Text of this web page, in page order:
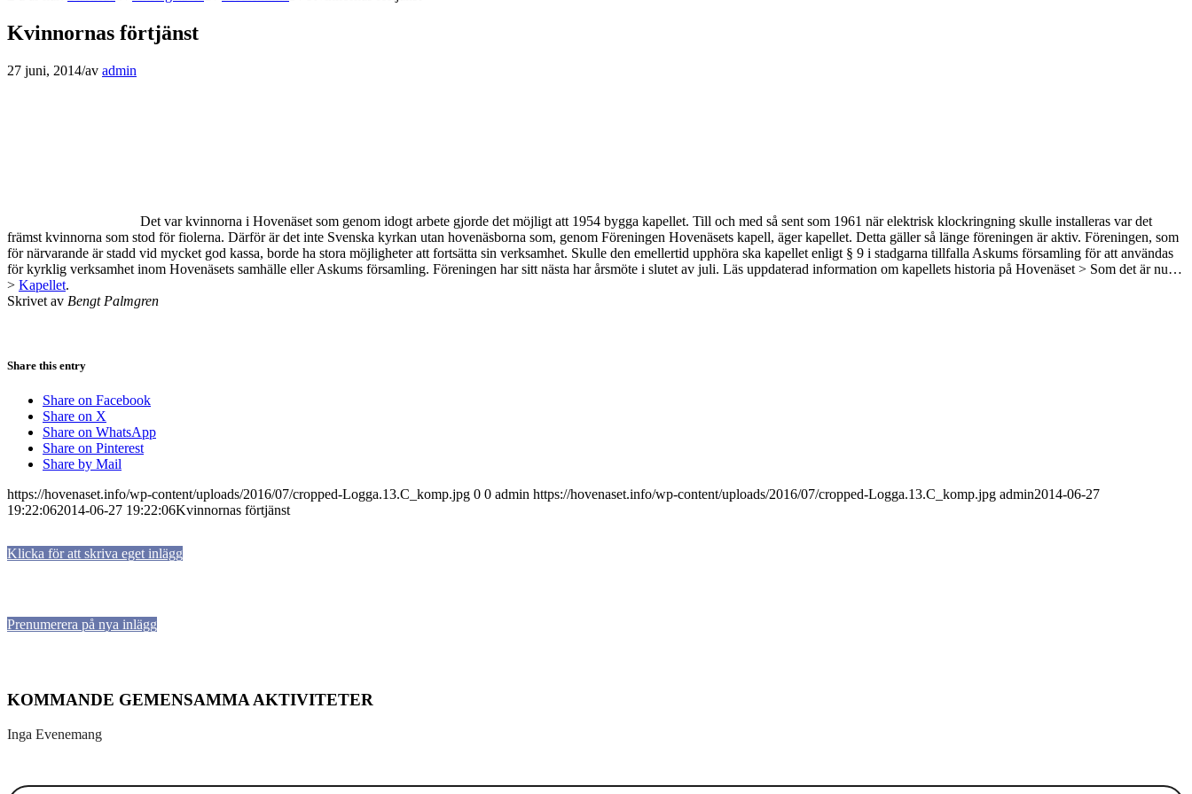
Kvinnornas förtjänst
27 juni, 2014/av admin
Det var kvinnorna i Hovenäset som genom idogt arbete gjorde det möjligt att 1954 bygga kapellet. Till och med så sent som 1961 när elektrisk klockringning skulle installeras var det
främst kvinnorna som stod för fiolerna. Därför är det inte Svenska kyrkan utan hovenäsborna som, genom Föreningen Hovenäsets kapell, äger kapellet. Detta gäller så länge föreningen är aktiv. Föreningen, som
för närvarande är stadd vid mycket god kassa, borde ha stora möjligheter att fortsätta sin verksamhet. Skulle den emellertid upphöra ska kapellet enligt § 9 i stadgarna tillfalla Askums församling för att användas
för kyrklig verksamhet inom Hovenäsets samhälle eller Askums församling. Föreningen har sitt nästa har årsmöte i slutet av juli. Läs uppdaterad information om kapellets historia på Hovenäset > Som det är nu…
> Kapellet.
Skrivet av Bengt Palmgren
Share this entry
Share on Facebook
Share on X
Share on WhatsApp
Share on Pinterest
Share by Mail
https://hovenaset.info/wp-content/uploads/2016/07/cropped-Logga.13.C_komp.jpg 0 0 admin https://hovenaset.info/wp-content/uploads/2016/07/cropped-Logga.13.C_komp.jpg admin2014-06-27
19:22:062014-06-27 19:22:06Kvinnornas förtjänst
Klicka för att skriva eget inlägg
Prenumerera på nya inlägg
KOMMANDE GEMENSAMMA AKTIVITETER
Inga Evenemang